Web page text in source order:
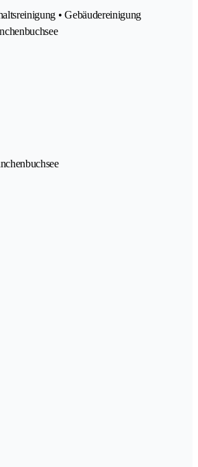
• Gebäudereinigung